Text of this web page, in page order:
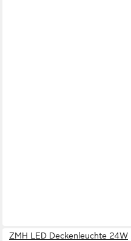
ZMH LED Deckenleuchte 24W